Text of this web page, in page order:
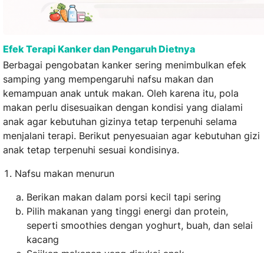
Efek Terapi Kanker dan Pengaruh Dietnya
Berbagai pengobatan kanker sering menimbulkan efek
samping yang mempengaruhi nafsu makan dan
kemampuan anak untuk makan. Oleh karena itu, pola
makan perlu disesuaikan dengan kondisi yang dialami
anak agar kebutuhan gizinya tetap terpenuhi selama
menjalani terapi. Berikut penyesuaian agar kebutuhan gizi
anak tetap terpenuhi sesuai kondisinya.
Nafsu makan menurun
Berikan makan dalam porsi kecil tapi sering
Pilih makanan yang tinggi energi dan protein,
seperti smoothies dengan yoghurt, buah, dan selai
kacang